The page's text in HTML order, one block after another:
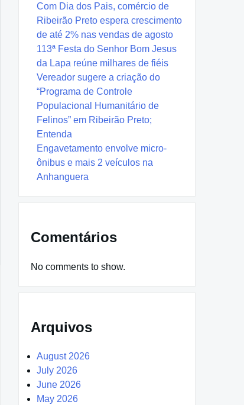
Com Dia dos Pais, comércio de
Ribeirão Preto espera crescimento
de até 2% nas vendas de agosto
113ª Festa do Senhor Bom Jesus
da Lapa reúne milhares de fiéis
Vereador sugere a criação do
“Programa de Controle
Populacional Humanitário de
Felinos” em Ribeirão Preto;
Entenda
Engavetamento envolve micro-
ônibus e mais 2 veículos na
Anhanguera
Comentários
No comments to show.
Arquivos
August 2026
July 2026
June 2026
May 2026